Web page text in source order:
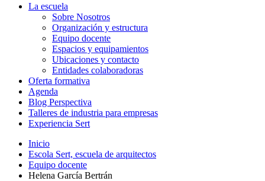
La escuela
Sobre Nosotros
Organización y estructura
Equipo docente
Espacios y equipamientos
Ubicaciones y contacto
Entidades colaboradoras
Oferta formativa
Agenda
Blog Perspectiva
Talleres de industria para empresas
Experiencia Sert
Inicio
Escola Sert, escuela de arquitectos
Equipo docente
Helena García Bertrán